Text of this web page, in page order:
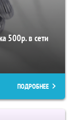
500р. в сети
ПОДРОБНЕЕ